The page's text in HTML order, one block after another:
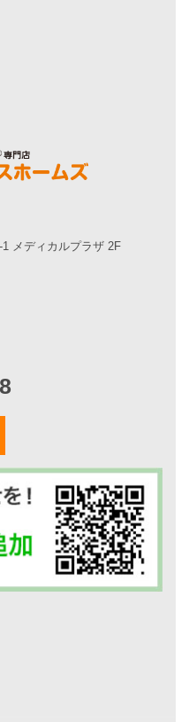
メディカルプラザ 2F